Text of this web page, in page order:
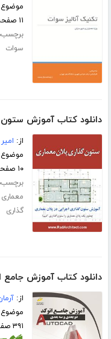
۱۱ صفحه
سوات
دانلود کتاب آموزش ستون
از:
۱۰ صفحه
گذاری
دانلود کتاب آموزش
از:
۳۹۱ صفحه